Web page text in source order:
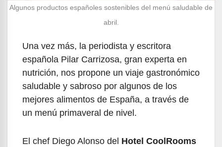
Algunos productos españoles sostenibles del menú saludable de
abril.
Una vez más, la periodista y escritora
española Pilar Carrizosa, gran experta en
nutrición, nos propone un viaje gastronómico
saludable y sabroso por algunos de los
mejores alimentos de España, a través de
un menú primaveral de nivel.
El chef Diego Alonso del Hotel CoolRooms